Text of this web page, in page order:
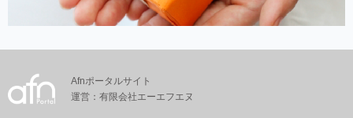
Afnポータルサイト
運営：有限会社エーエフエヌ